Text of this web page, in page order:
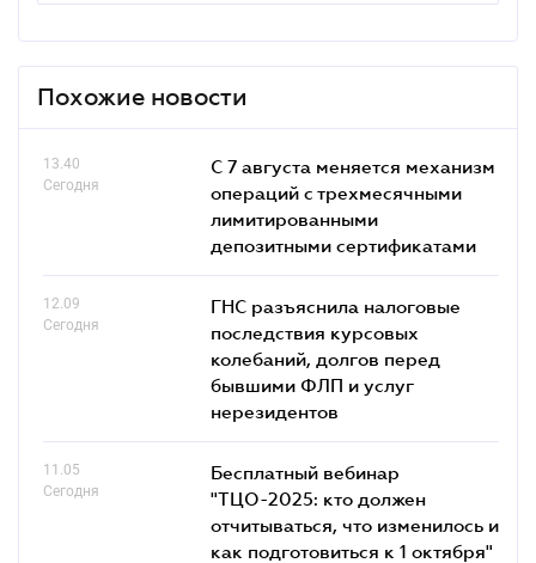
Похожие новости
13.40
Сегодня
С 7 августа меняется механизм
операций с трехмесячными
лимитированными
депозитными сертификатами
12.09
Сегодня
ГНС разъяснила налоговые
последствия курсовых
колебаний, долгов перед
бывшими ФЛП и услуг
нерезидентов
11.05
Сегодня
Бесплатный вебинар
"ТЦО-2025: кто должен
отчитываться, что изменилось и
как подготовиться к 1 октября"